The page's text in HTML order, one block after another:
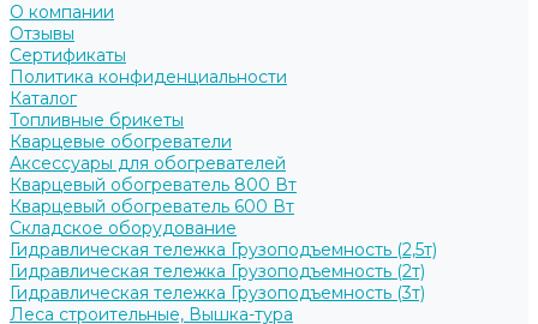
О компании
Отзывы
Сертификаты
Политика конфиденциальности
Каталог
Топливные брикеты
Кварцевые обогреватели
Аксессуары для обогревателей
Кварцевый обогреватель 800 Вт
Кварцевый обогреватель 600 Вт
Складское оборудование
Гидравлическая тележка Грузоподъемность (2,5т)
Гидравлическая тележка Грузоподъемность (2т)
Гидравлическая тележка Грузоподъемность (3т)
Леса строительные, Вышка-тура